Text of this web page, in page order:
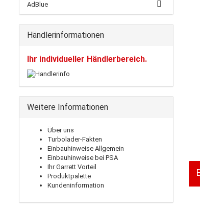
AdBlue
Händlerinformationen
Ihr individueller Händlerbereich.
Weitere Informationen
Über uns
Turbolader-Fakten
Einbauhinweise Allgemein
Einbauhinweise bei PSA
Ihr Garrett Vorteil
Produktpalette
Kundeninformation